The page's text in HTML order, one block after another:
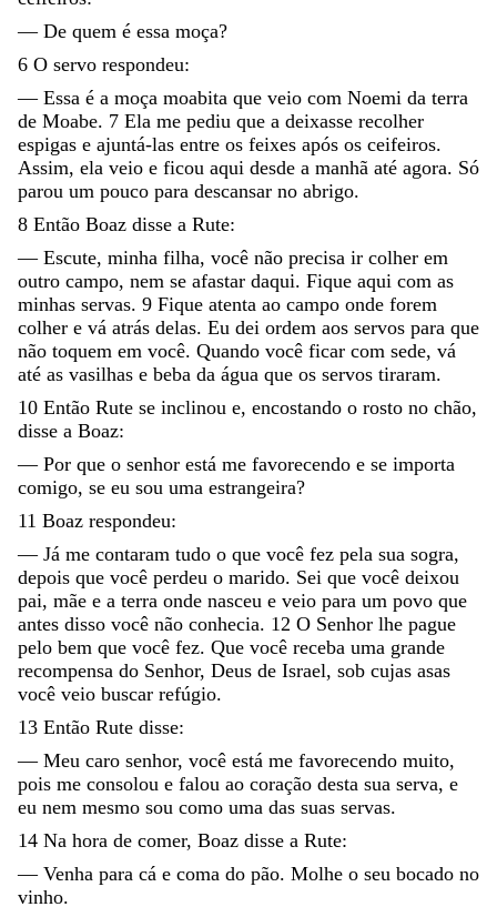
— De quem é essa moça?
6 O servo respondeu:
— Essa é a moça moabita que veio com Noemi da terra
de Moabe. 7 Ela me pediu que a deixasse recolher
espigas e ajuntá-las entre os feixes após os ceifeiros.
Assim, ela veio e ficou aqui desde a manhã até agora. Só
parou um pouco para descansar no abrigo.
8 Então Boaz disse a Rute:
— Escute, minha filha, você não precisa ir colher em
outro campo, nem se afastar daqui. Fique aqui com as
minhas servas. 9 Fique atenta ao campo onde forem
colher e vá atrás delas. Eu dei ordem aos servos para que
não toquem em você. Quando você ficar com sede, vá
até as vasilhas e beba da água que os servos tiraram.
10 Então Rute se inclinou e, encostando o rosto no chão,
disse a Boaz:
— Por que o senhor está me favorecendo e se importa
comigo, se eu sou uma estrangeira?
11 Boaz respondeu:
— Já me contaram tudo o que você fez pela sua sogra,
depois que você perdeu o marido. Sei que você deixou
pai, mãe e a terra onde nasceu e veio para um povo que
antes disso você não conhecia. 12 O Senhor lhe pague
pelo bem que você fez. Que você receba uma grande
recompensa do Senhor, Deus de Israel, sob cujas asas
você veio buscar refúgio.
13 Então Rute disse:
— Meu caro senhor, você está me favorecendo muito,
pois me consolou e falou ao coração desta sua serva, e
eu nem mesmo sou como uma das suas servas.
14 Na hora de comer, Boaz disse a Rute:
— Venha para cá e coma do pão. Molhe o seu bocado no
vinho.